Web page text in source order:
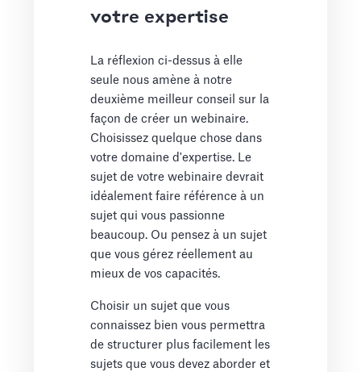
votre expertise
La réflexion ci-dessus à elle
seule nous amène à notre
deuxième meilleur conseil sur la
façon de créer un webinaire.
Choisissez quelque chose dans
votre domaine d'expertise. Le
sujet de votre webinaire devrait
idéalement faire référence à un
sujet qui vous passionne
beaucoup. Ou pensez à un sujet
que vous gérez réellement au
mieux de vos capacités.
Choisir un sujet que vous
connaissez bien vous permettra
de structurer plus facilement les
sujets que vous devez aborder et